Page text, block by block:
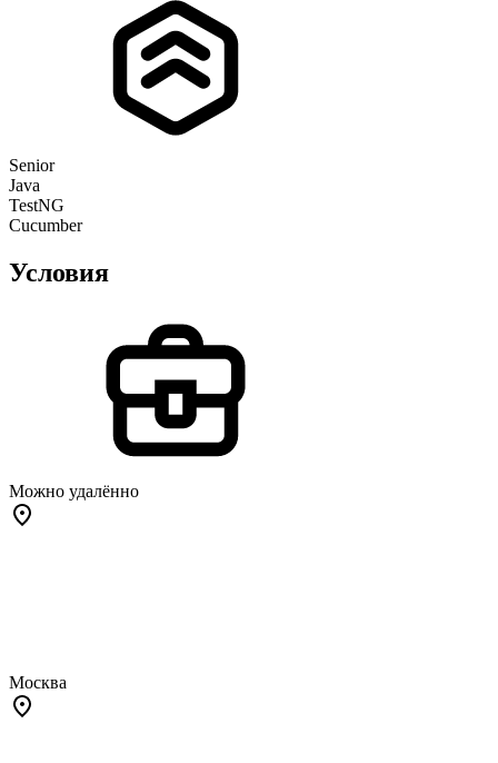
Senior
Java
TestNG
Cucumber
Условия
Можно удалённо
Москва